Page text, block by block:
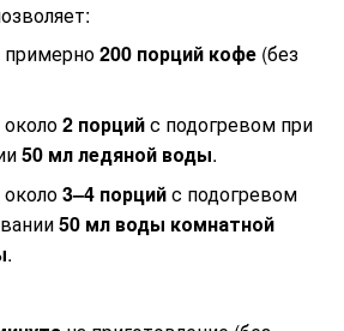
примерно200 порций кофе (без
2 порцийс подогревом при
50 мл ледяной воды.
3–4 порцийс подогревом
50 мл воды комнатной
.